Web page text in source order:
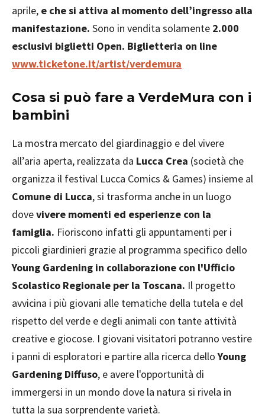
aprile, e che si attiva al momento dell’ingresso alla
manifestazione. Sono in vendita solamente 2.000
esclusivi biglietti Open. Biglietteria on line
www.ticketone.it/artist/verdemura
Cosa si può fare a VerdeMura con i
bambini
La mostra mercato del giardinaggio e del vivere
all’aria aperta, realizzata da Lucca Crea (società che
organizza il festival Lucca Comics & Games) insieme al
Comune di Lucca, si trasforma anche in un luogo
dovevivere momenti ed esperienze con la
famiglia. Fioriscono infatti gli appuntamenti per i
piccoli giardinieri grazie al programma specifico dello
Young Gardening in collaborazione con l'Ufficio
Scolastico Regionale per la Toscana. Il progetto
avvicina i più giovani alle tematiche della tutela e del
rispetto del verde e degli animali con tante attività
creative e giocose. I giovani visitatori potranno vestire
i panni di esploratori e partire alla ricerca delloYoung
Gardening Diffuso, e avere l'opportunità di
immergersi in un mondo dove la natura si rivela in
tutta la sua sorprendente varietà.